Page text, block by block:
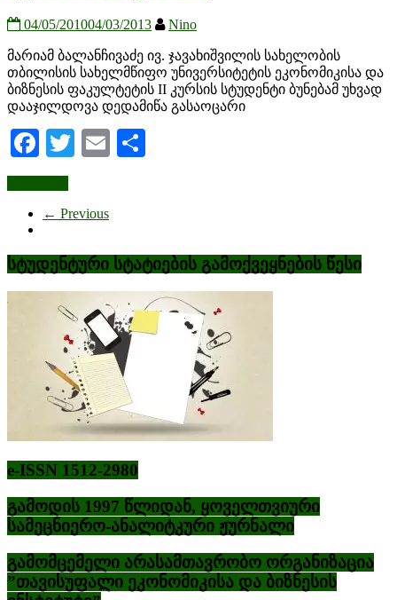
04/05/201004/03/2013 Nino
მარიამ ბალანჩივაძე ივ. ჯავახიშვილის სახელობის
თბილისის სახელმწიფო უნივერსიტეტის ეკონომიკისა და
ბიზნესის ფაკულტეტის II კურსის სტუდენტი ბუნებამ უხვად
დააჯილდოვა დედამიწა გასაოცარი
Facebook
TwitterEmail
← Previous
სტუდენტური სტატიების გამოქვეყნების წესი
e-ISSN 1512-2980
გამოდის 1997 წლიდან, ყოველთვიური
სამეცნიერო-ანალიტკური ჟურნალი
გამომცემელი არასამთავრობო ორგანიზაცია
”თავისუფალი ეკონომიკისა და ბიზნესის